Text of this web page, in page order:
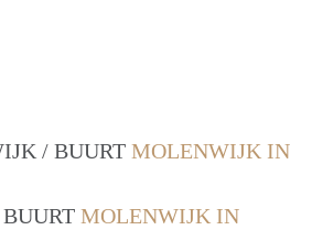
/ BUURT MOLENWIJK IN
MOLENWIJK IN